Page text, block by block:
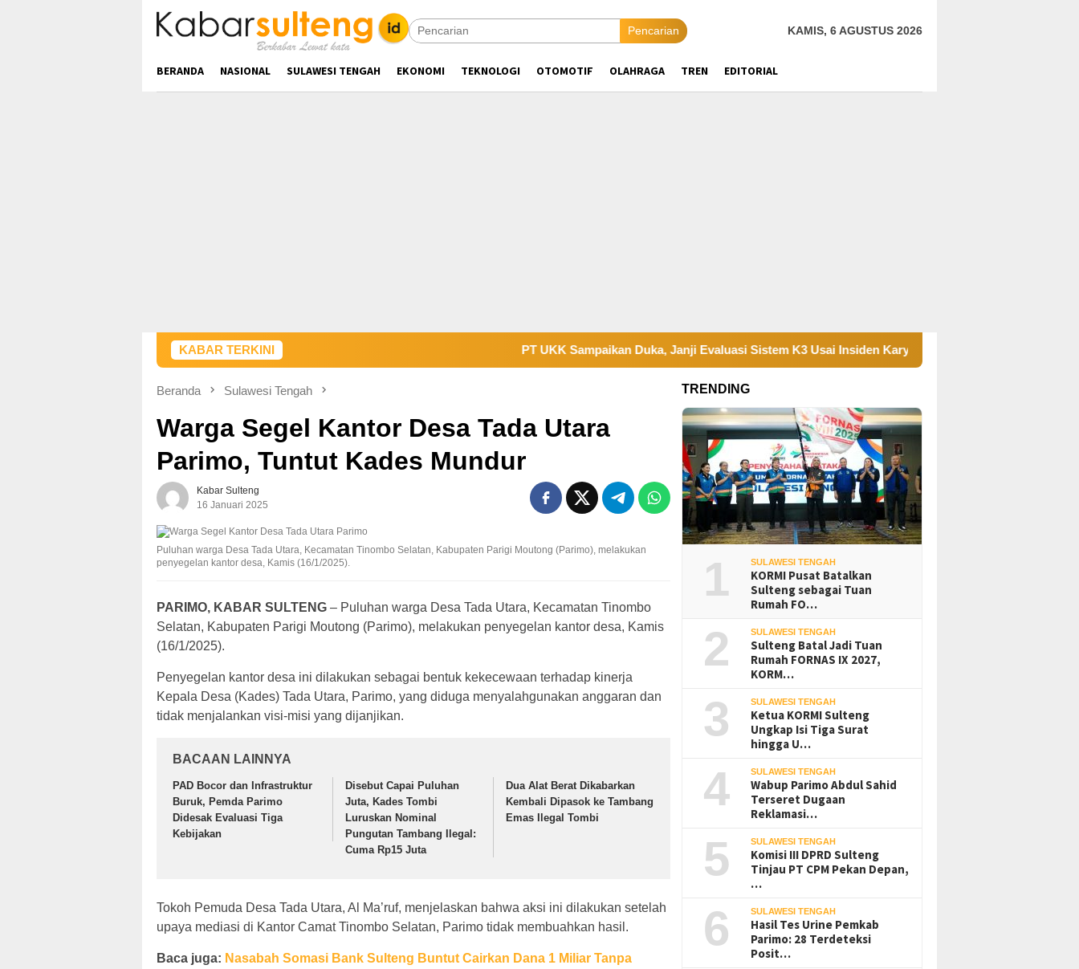
Pencarian KAMIS, 6 AGUSTUS 2026
BERANDA NASIONAL SULAWESI TENGAH EKONOMI TEKNOLOGI OTOMOTIF OLAHRAGA TREN EDITORIAL
KABAR TERKINI PT UKK Sampaikan Duka, Janji Evaluasi Sistem K3 Usai Insiden Karyawan di Area Operasional
Beranda Sulawesi Tengah
Warga Segel Kantor Desa Tada Utara
Parimo, Tuntut Kades Mundur
Kabar Sulteng
16 Januari 2025
Puluhan warga Desa Tada Utara, Kecamatan Tinombo Selatan, Kabupaten Parigi Moutong (Parimo), melakukan
penyegelan kantor desa, Kamis (16/1/2025).
PARIMO, KABAR SULTENG – Puluhan warga Desa Tada Utara, Kecamatan Tinombo
Selatan, Kabupaten Parigi Moutong (Parimo), melakukan penyegelan kantor desa, Kamis
(16/1/2025).
Penyegelan kantor desa ini dilakukan sebagai bentuk kekecewaan terhadap kinerja
Kepala Desa (Kades) Tada Utara, Parimo, yang diduga menyalahgunakan anggaran dan
tidak menjalankan visi-misi yang dijanjikan.
BACAAN LAINNYA
PAD Bocor dan Infrastruktur
Buruk, Pemda Parimo
Didesak Evaluasi Tiga
Kebijakan
Disebut Capai Puluhan
Juta, Kades Tombi
Luruskan Nominal
Pungutan Tambang Ilegal:
Cuma Rp15 Juta
Dua Alat Berat Dikabarkan
Kembali Dipasok ke Tambang
Emas Ilegal Tombi
Tokoh Pemuda Desa Tada Utara, Al Ma’ruf, menjelaskan bahwa aksi ini dilakukan setelah
upaya mediasi di Kantor Camat Tinombo Selatan, Parimo tidak membuahkan hasil.
Baca juga: Nasabah Somasi Bank Sulteng Buntut Cairkan Dana 1 Miliar Tanpa
TRENDING
1 SULAWESI TENGAH
KORMI Pusat Batalkan
Sulteng sebagai Tuan
Rumah FO…
2 SULAWESI TENGAH
Sulteng Batal Jadi Tuan
Rumah FORNAS IX 2027,
KORM…
3 SULAWESI TENGAH
Ketua KORMI Sulteng
Ungkap Isi Tiga Surat
hingga U…
4 SULAWESI TENGAH
Wabup Parimo Abdul Sahid
Terseret Dugaan
Reklamasi…
5 SULAWESI TENGAH
Komisi III DPRD Sulteng
Tinjau PT CPM Pekan Depan,
…
6 SULAWESI TENGAH
Hasil Tes Urine Pemkab
Parimo: 28 Terdeteksi
Posit…